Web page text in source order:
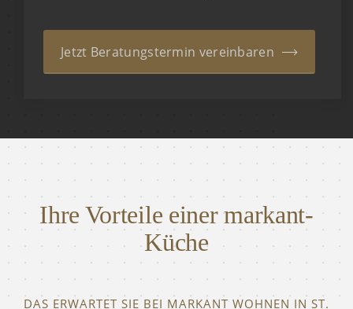
Jetzt Beratungstermin vereinbaren
Ihre Vorteile einer markant-
Küche
DAS ERWARTET SIE BEI MARKANT WOHNEN IN ST.